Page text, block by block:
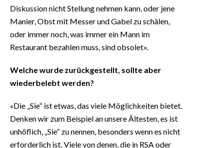
Diskussion nicht Stellung nehmen kann, oder jene
Manier, Obst mit Messer und Gabel zu schälen,
oder immer noch, was immer ein Mann im
Restaurant bezahlen muss, sind obsolet».
Welche wurde zurückgestellt, sollte aber
wiederbelebt werden?
«Die „Sie“ ist etwas, das viele Möglichkeiten bietet.
Denken wir zum Beispiel an unsere Ältesten, es ist
unhöflich, „Sie“ zu nennen, besonders wenn es nicht
erforderlich ist. Viele von denen, die in RSA oder